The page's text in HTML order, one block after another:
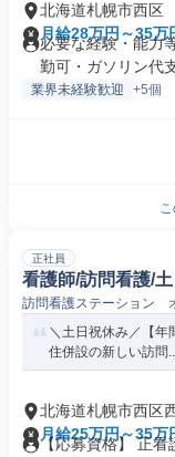
北海道札幌市西区
月給28万円～35万
必要な経験・能力
勤可・ガソリン代
業界未経験歓迎 +5個
正社員
看護師/訪問看護/
訪問看護ステーション
＼土日祝休み／【年
住併設の新しい訪問
北海道札幌市西区
月給25万円～35万
【応募資格】 正看